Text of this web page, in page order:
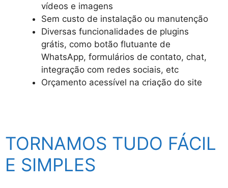
vídeos e imagens
Sem custo de instalação ou manutenção
Diversas funcionalidades de plugins
grátis, como botão flutuante de
WhatsApp, formulários de contato, chat,
integração com redes sociais, etc
Orçamento acessível na criação do site
TORNAMOS TUDO FÁCIL
E SIMPLES